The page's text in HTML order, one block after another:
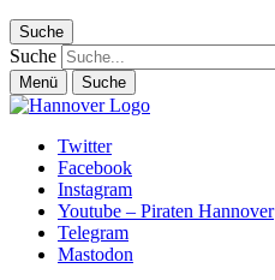
Suche
Suche
Menü Suche
Twitter
Facebook
Instagram
Youtube – Piraten Hannover
Telegram
Mastodon